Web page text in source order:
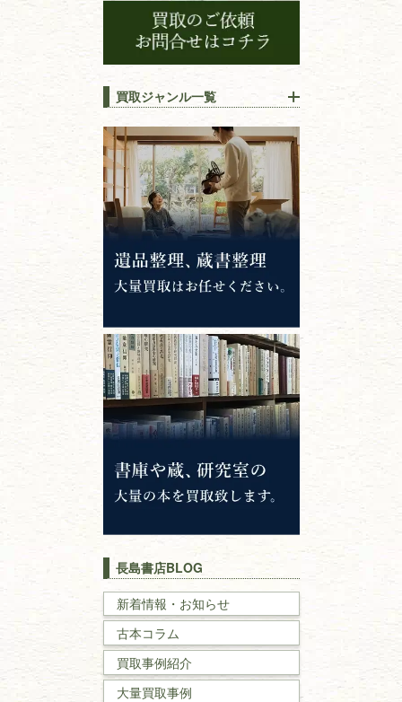
買取ジャンル一覧
江戸時代の書物
唐本・漢籍・
中国書物・朝鮮本
錦絵・浮世絵・版画・刷り物
専門書・ 学術書
哲学書・思想書
心理学・倫理学
仏教書
神道・神社仏閣
イスラム教
キリスト教
戦記・戦史
国文学・
理工書
長島書店BLOG
新着情報・お知らせ
古本コラム
買取事例紹介
大量買取事例